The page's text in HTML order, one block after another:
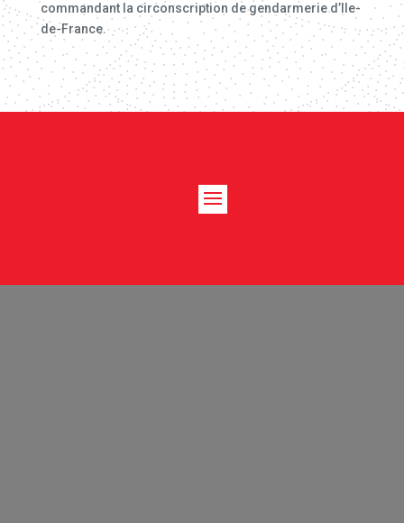
commandant la circonscription de gendarmerie d’Ile-
de-France.